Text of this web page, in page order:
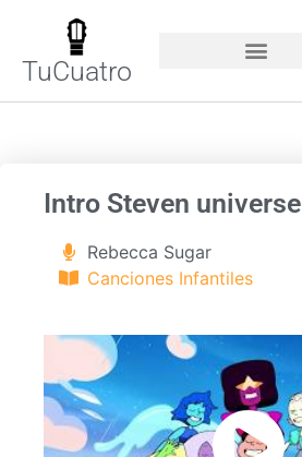
TuCuatro
Intro Steven universe
Rebecca Sugar
Canciones Infantiles